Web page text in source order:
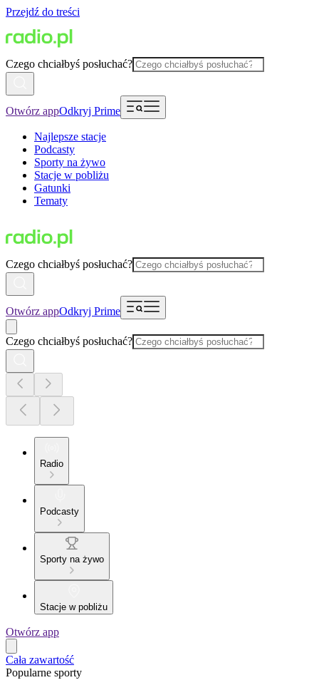
Przejdź do treści
Czego chciałbyś posłuchać?
Otwórz appOdkryj Prime
Najlepsze stacje
Podcasty
Sporty na żywo
Stacje w pobliżu
Gatunki
Tematy
Czego chciałbyś posłuchać?
Otwórz appOdkryj Prime
Czego chciałbyś posłuchać?
Radio
Podcasty
Sporty na żywo
Stacje w pobliżu
Otwórz app
Cała zawartość
Popularne sporty